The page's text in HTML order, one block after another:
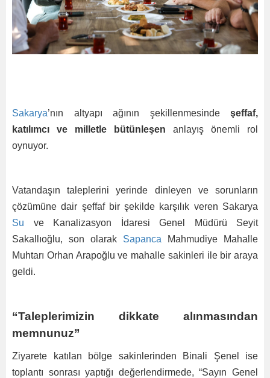
Sakarya’nın altyapı ağının şekillenmesinde şeffaf,
katılımcı ve milletle bütünleşen anlayış önemli rol
oynuyor.
Vatandaşın taleplerini yerinde dinleyen ve sorunların
çözümüne dair şeffaf bir şekilde karşılık veren Sakarya
Su ve Kanalizasyon İdaresi Genel Müdürü Seyit
Sakallıoğlu, son olarak Sapanca Mahmudiye Mahalle
Muhtarı Orhan Arapoğlu ve mahalle sakinleri ile bir araya
geldi.
“Taleplerimizin dikkate alınmasından
memnunuz”
Ziyarete katılan bölge sakinlerinden Binali Şenel ise
toplantı sonrası yaptığı değerlendirmede, “Sayın Genel